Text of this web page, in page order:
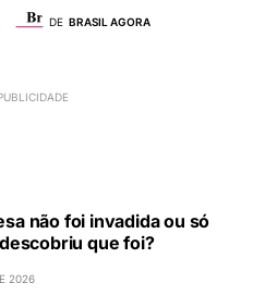
DE BRASIL AGORA
não foi invadida ou só
que foi?
2026